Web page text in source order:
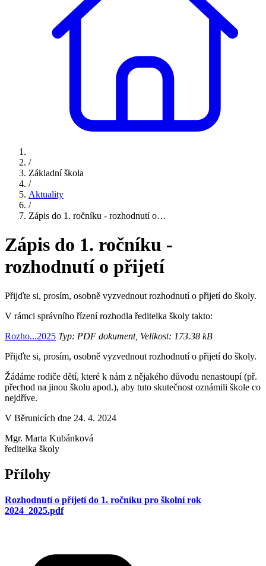
/
Základní škola
/
Aktuality
/
Zápis do 1. ročníku - rozhodnutí o…
Zápis do 1. ročníku -
rozhodnutí o přijetí
Přijďte si, prosím, osobně vyzvednout rozhodnutí o přijetí do školy.
V rámci správního řízení rozhodla ředitelka školy takto:
Rozho...2025 Typ: PDF dokument, Velikost: 173.38 kB
Přijďte si, prosím, osobně vyzvednout rozhodnutí o přijetí do školy.
Žádáme rodiče dětí, které k nám z nějakého důvodu nenastoupí (př.
přechod na jinou školu apod.), aby tuto skutečnost oznámili škole co
nejdříve.
V Běrunicích dne 24. 4. 2024
Mgr. Marta Kubánková
ředitelka školy
Přílohy
Rozhodnutí o příjetí do 1. ročníku pro školní rok
2024_2025.pdf